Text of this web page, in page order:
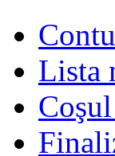
Lista